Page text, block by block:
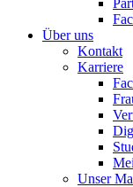
Über uns
Kontakt
Karriere
Unser